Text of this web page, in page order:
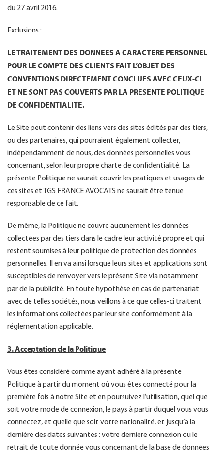
du 27 avril 2016.
Exclusions :
LE TRAITEMENT DES DONNEES A CARACTERE PERSONNEL
POUR LE COMPTE DES CLIENTS FAIT L’OBJET DES
CONVENTIONS DIRECTEMENT CONCLUES AVEC CEUX-CI
ET NE SONT PAS COUVERTS PAR LA PRESENTE POLITIQUE
DE CONFIDENTIALITE.
Le Site peut contenir des liens vers des sites édités par des tiers,
ou des partenaires, qui pourraient également collecter,
indépendamment de nous, des données personnelles vous
concernant, selon leur propre charte de confidentialité. La
présente Politique ne saurait couvrir les pratiques et usages de
ces sites et TGS FRANCE AVOCATS ne saurait être tenue
responsable de ce fait.
De même, la Politique ne couvre aucunement les données
collectées par des tiers dans le cadre leur activité propre et qui
restent soumises à leur politique de protection des données
personnelles. Il en va ainsi lorsque leurs sites et applications sont
susceptibles de renvoyer vers le présent Site via notamment
par de la publicité. En toute hypothèse en cas de partenariat
avec de telles sociétés, nous veillons à ce que celles-ci traitent
les informations collectées par leur site conformément à la
réglementation applicable.
3. Acceptation de la Politique
Vous êtes considéré comme ayant adhéré à la présente
Politique à partir du moment où vous êtes connecté pour la
première fois à notre Site et en poursuivez l’utilisation, quel que
soit votre mode de connexion, le pays à partir duquel vous vous
connectez, et quelle que soit votre nationalité, et jusqu’à la
dernière des dates suivantes : votre dernière connexion ou le
retrait de toute donnée vous concernant de la base de données